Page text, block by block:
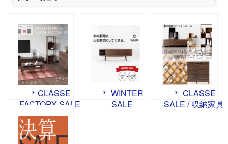
＊CLASSE
FACTORY SALE
－信頼の品質で
豊かな暮らし
を。－開催
＊ WINTER
SALE
＊ CLASSE
SALE / 収納家具